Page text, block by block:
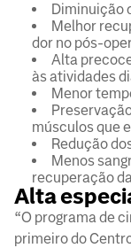
Diminuição
Melhor
dor no pós-
Alta
às atividades
Menor
músculos que
Redução
Menos
recuperação
Alta
“O programa de
primeiro do